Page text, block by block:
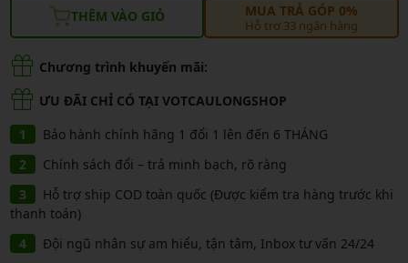
THÊM VÀO GIỎ MUA TRẢ GÓP 0%
Hỗ trợ 33 ngân hàng
Chương trình khuyến mãi:
ƯU ĐÃI CHỈ CÓ TẠI VOTCAULONGSHOP
Bảo hành chính hãng 1 đổi 1 lên đến 6 THÁNG
Chính sách đổi – trả minh bạch, rõ ràng
Hỗ trợ ship COD toàn quốc (Được kiểm tra hàng trước khi
thanh toán)
Đội ngũ nhân sự am hiểu, tận tâm, Inbox tư vấn 24/24